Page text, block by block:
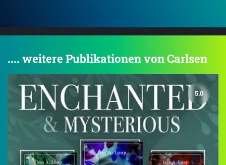
.... weitere Publikationen von Carlsen
5.0